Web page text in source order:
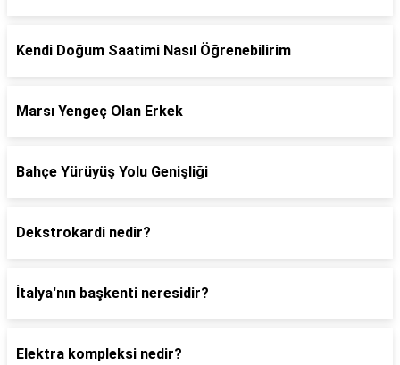
Kendi Doğum Saatimi Nasıl Öğrenebilirim
Marsı Yengeç Olan Erkek
Bahçe Yürüyüş Yolu Genişliği
Dekstrokardi nedir?
İtalya'nın başkenti neresidir?
Elektra kompleksi nedir?